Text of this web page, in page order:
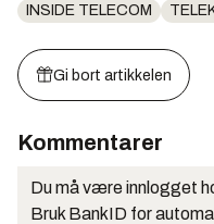
INSIDE TELECOM
Gi bort artikkelen
Kommentarer
Du må være innlogget
Bruk BankID for